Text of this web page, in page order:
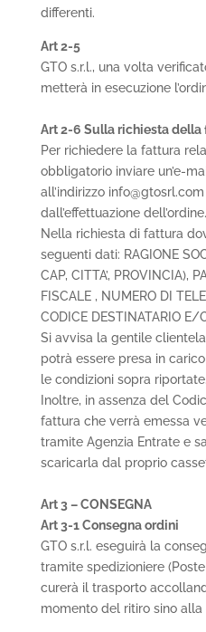
differenti.
Art 2-5
GTO s.r.l., una volta
metterà in esecuzione
Art 2-6 Sulla richiesta della
Per richiedere la fattura
obbligatorio inviare un’e-
all’indirizzo
dall’effettuazione dell’ordine.
Nella richiesta di fattura
seguenti dati: RAGIONE
CAP, CITTA’, PROVINCIA),
FISCALE , NUMERO DI
CODICE DESTINATARIO E/
Si avvisa la gentile
potrà essere presa in
le condizioni sopra riportate.
Inoltre, in assenza del
fattura che verrà emessa
tramite Agenzia Entrate e
scaricarla dal proprio
Art 3 – CONSEGNA
Art 3-1 Consegna ordini
GTO s.r.l. eseguirà la
tramite spedizioniere
curerà il trasporto
momento del ritiro sino alla